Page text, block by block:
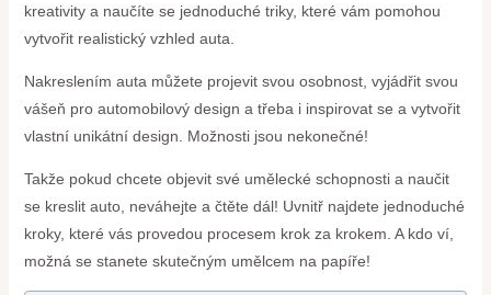
kreativity a naučíte se jednoduché triky, které vám pomohou
vytvořit realistický vzhled auta.
Nakreslením auta můžete projevit svou osobnost, vyjádřit svou
vášeň pro automobilový design a třeba i inspirovat se a vytvořit
vlastní unikátní design. Možnosti jsou nekonečné!
Takže pokud chcete objevit své umělecké schopnosti a naučit
se kreslit auto, neváhejte a čtěte dál! Uvnitř najdete jednoduché
kroky, které vás provedou procesem krok za krokem. A kdo ví,
možná se stanete skutečným umělcem na papíře!